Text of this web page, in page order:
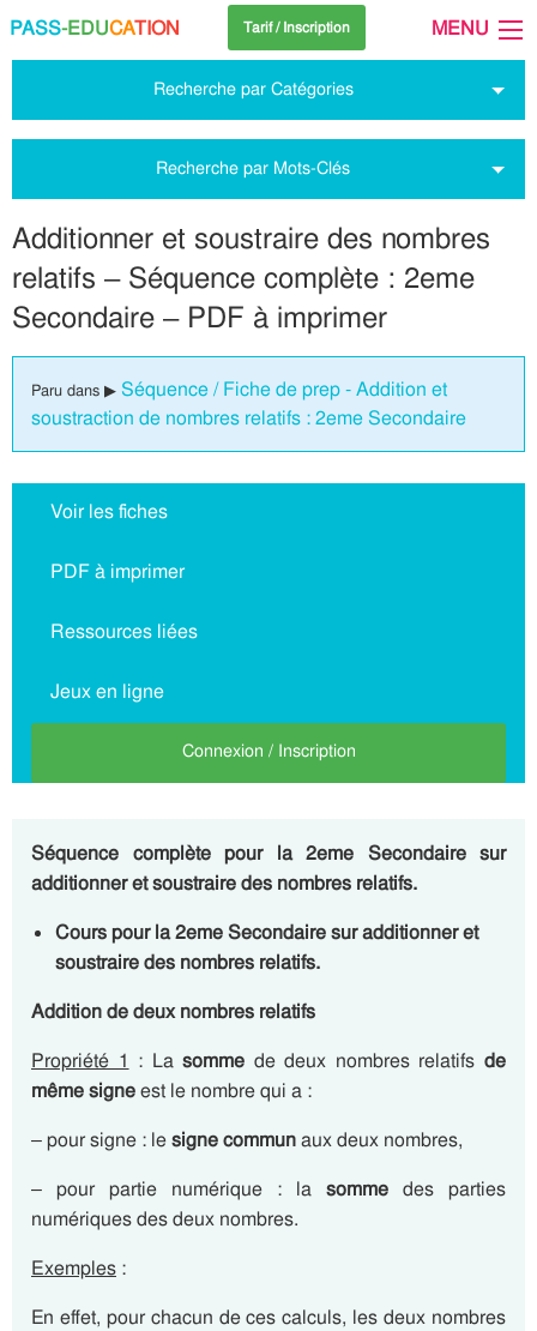
PASS-EDUCATION Tarif / Inscription MENU
Recherche par Catégories
Recherche par Mots-Clés
Additionner et soustraire des nombres
relatifs – Séquence complète : 2eme
Secondaire – PDF à imprimer
Paru dans ▶ Séquence / Fiche de prep - Addition et
soustraction de nombres relatifs : 2eme Secondaire
Voir les fiches
PDF à imprimer
Ressources liées
Jeux en ligne
Connexion / Inscription
Séquence complète pour la 2eme Secondaire sur
additionner et soustraire des nombres relatifs.
Cours pour la 2eme Secondaire sur additionner et
soustraire des nombres relatifs.
Addition de deux nombres relatifs
Propriété 1 : Lasomme de deux nombres relatifsde
même signeest le nombre qui a :
– pour signe : lesigne communaux deux nombres,
– pour partie numérique : la somme des parties
numériques des deux nombres.
Exemples :
En effet, pour chacun de ces calculs, les deux nombres